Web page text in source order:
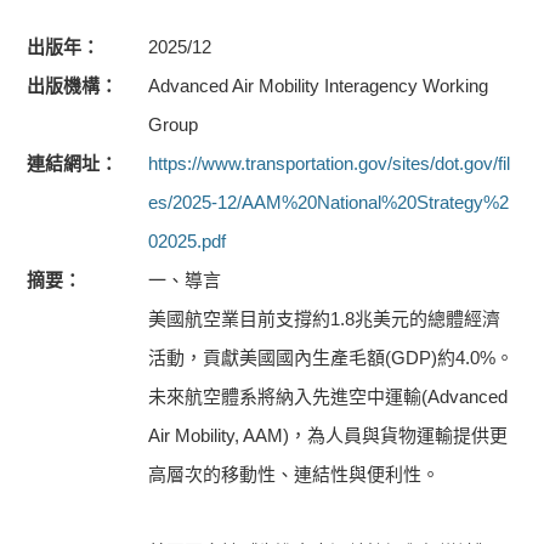
出版年
2025/12
出版機構
Advanced Air Mobility Interagency Working
Group
連結網址
https://www.transportation.gov/sites/dot.gov/fil
es/2025-12/AAM%20National%20Strategy%2
02025.pdf
摘要
一、導言
美國航空業目前支撐約1.8兆美元的總體經濟
活動，貢獻美國國內生產毛額(GDP)約4.0%。
未來航空體系將納入先進空中運輸(Advanced
Air Mobility, AAM)，為人員與貨物運輸提供更
高層次的移動性、連結性與便利性。